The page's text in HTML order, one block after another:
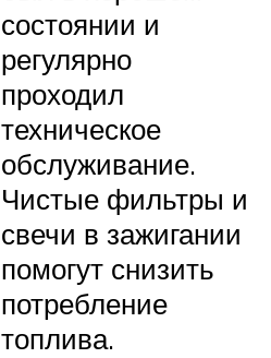
состоянии и
регулярно
проходил
техническое
обслуживание.
Чистые фильтры и
свечи в зажигании
помогут снизить
потребление
топлива.